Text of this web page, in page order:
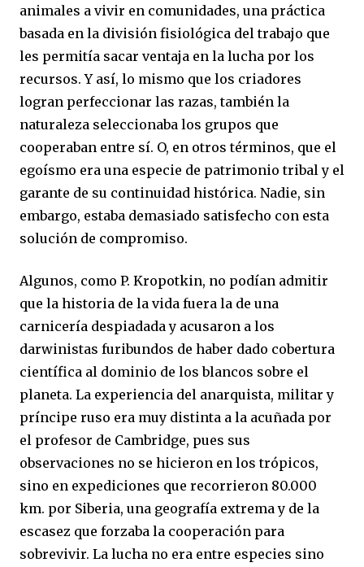
animales a vivir en comunidades, una práctica
basada en la división fisiológica del trabajo que
les permitía sacar ventaja en la lucha por los
recursos. Y así, lo mismo que los criadores
logran perfeccionar las razas, también la
naturaleza seleccionaba los grupos que
cooperaban entre sí. O, en otros términos, que el
egoísmo era una especie de patrimonio tribal y el
garante de su continuidad histórica. Nadie, sin
embargo, estaba demasiado satisfecho con esta
solución de compromiso.
Algunos, como P. Kropotkin, no podían admitir
que la historia de la vida fuera la de una
carnicería despiadada y acusaron a los
darwinistas furibundos de haber dado cobertura
científica al dominio de los blancos sobre el
planeta. La experiencia del anarquista, militar y
príncipe ruso era muy distinta a la acuñada por
el profesor de Cambridge, pues sus
observaciones no se hicieron en los trópicos,
sino en expediciones que recorrieron 80.000
km. por Siberia, una geografía extrema y de la
escasez que forzaba la cooperación para
sobrevivir. La lucha no era entre especies sino